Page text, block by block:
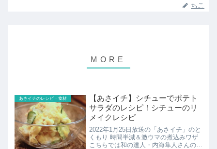
ちこ
あさイチのレシピ・食材
【あさイチ】シチューでポテト
サラダのレシピ！シチューのリ
メイクレシピ
2022年1月25日放送の「あさイチ」のと
くもり 時間半減＆激ウマの煮込みワザ
こちらでは和の達人・内海隼人さんのシ